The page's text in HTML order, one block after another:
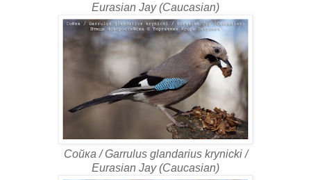
Eurasian Jay (Caucasian)
Сойка / Garrulus glandarius krynicki /
Eurasian Jay (Caucasian)